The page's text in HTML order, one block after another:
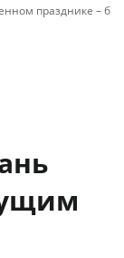
празднике –